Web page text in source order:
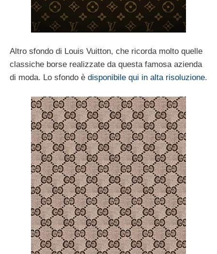
Altro sfondo di Louis Vuitton, che ricorda molto quelle
classiche borse realizzate da questa famosa azienda
di moda. Lo sfondo è disponibile qui in alta risoluzione.